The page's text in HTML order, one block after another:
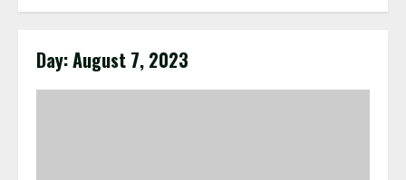
Day:August 7, 2023